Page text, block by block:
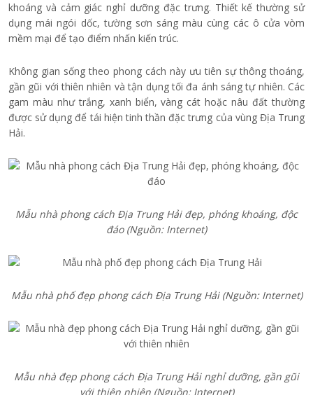
khoáng và cảm giác nghỉ dưỡng đặc trưng. Thiết kế thường sử
dụng mái ngói dốc, tường sơn sáng màu cùng các ô cửa vòm
mềm mại để tạo điểm nhấn kiến trúc.
Không gian sống theo phong cách này ưu tiên sự thông thoáng,
gần gũi với thiên nhiên và tận dụng tối đa ánh sáng tự nhiên. Các
gam màu như trắng, xanh biển, vàng cát hoặc nâu đất thường
được sử dụng để tái hiện tinh thần đặc trưng của vùng Địa Trung
Hải.
Mẫu nhà phong cách Địa Trung Hải đẹp, phóng khoáng, độc
đáo (Nguồn: Internet)
Mẫu nhà phố đẹp phong cách Địa Trung Hải (Nguồn: Internet)
Mẫu nhà đẹp phong cách Địa Trung Hải nghỉ dưỡng, gần gũi
với thiên nhiên (Nguồn: Internet)